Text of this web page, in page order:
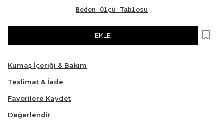
Beden Ölçü Tablosu
EKLE
Kumaş İçeriği & Bakım
Teslimat & İade
Favorilere Kaydet
Değerlendir